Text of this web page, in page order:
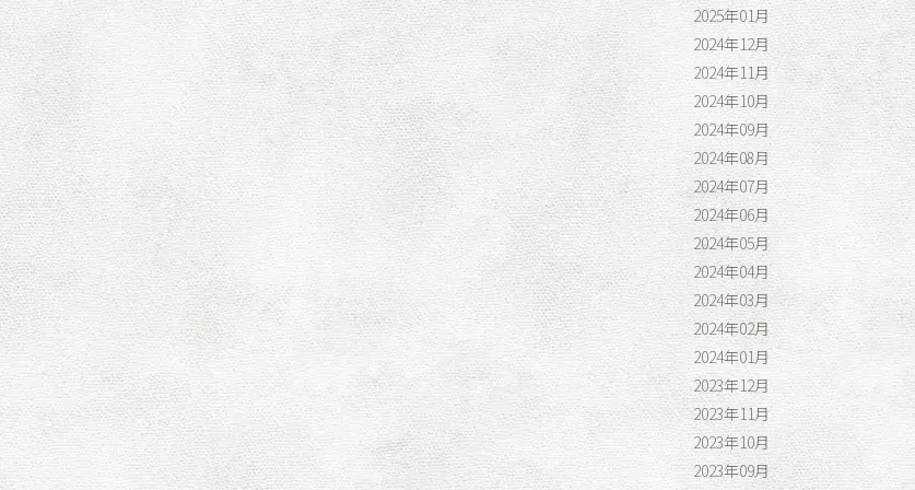
2025年01月
2024年12月
2024年11月
2024年10月
2024年09月
2024年08月
2024年07月
2024年06月
2024年05月
2024年04月
2024年03月
2024年02月
2024年01月
2023年12月
2023年11月
2023年10月
2023年09月